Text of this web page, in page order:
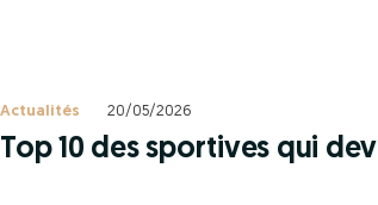
Actualités 20/05/2026
Top 10 des sportives qui